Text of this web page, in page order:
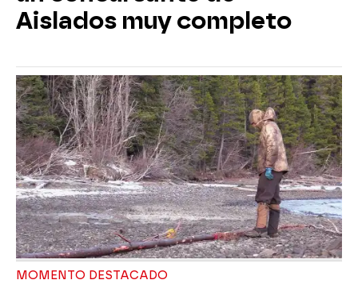
Aislados muy completo
MOMENTO DESTACADO